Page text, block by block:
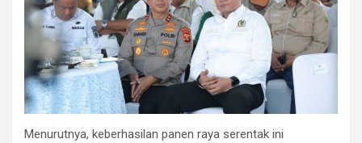
Menurutnya, keberhasilan panen raya serentak ini